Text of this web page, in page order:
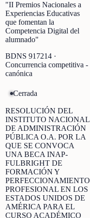
"II Premios Nacionales a
Experiencias Educativas
que fomentan la
Competencia Digital del
alumnado"
BDNS 917214 ·
Concurrencia competitiva -
canónica
Cerrada
RESOLUCIÓN DEL
INSTITUTO NACIONAL
DE ADMINISTRACIÓN
PÚBLICA O.A. POR LA
QUE SE CONVOCA
UNA BECA INAP-
FULBRIGHT DE
FORMACIÓN Y
PERFECCIONAMIENTO
PROFESIONAL EN LOS
ESTADOS UNIDOS DE
AMÉRICA PARA EL
CURSO ACADÉMICO